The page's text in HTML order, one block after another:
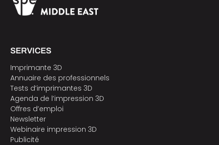
SERVICES
Imprimante 3D
Annuaire des professionnels
Tests d’imprimantes 3D
Agenda de l’impression 3D
Offres d’emploi
Newsletter
Webinaire impression 3D
Publicité